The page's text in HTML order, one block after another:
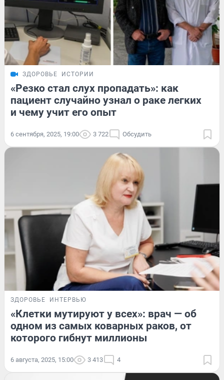
ЗДОРОВЬЕ ИСТОРИИ
«Резко стал слух пропадать»: как
пациент случайно узнал о раке легких
и чему учит его опыт
6 сентября, 2025, 19:00 3 722 Обсудить
ЗДОРОВЬЕ ИНТЕРВЬЮ
«Клетки мутируют у всех»: врач — об
одном из самых коварных раков, от
которого гибнут миллионы
6 августа, 2025, 15:00 3 413 4